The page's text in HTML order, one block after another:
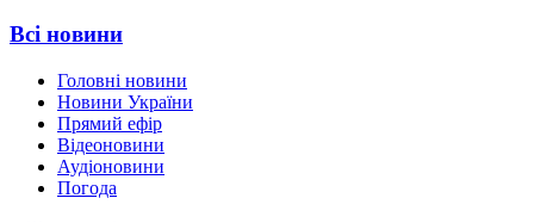
Всі новини
Головні новини
Новини України
Прямий ефір
Відеоновини
Аудіоновини
Погода